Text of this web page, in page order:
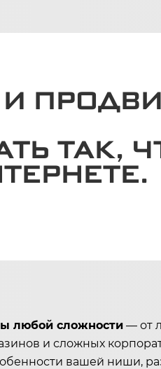
ТАК,
любой сложности — от
и сложных
вашей ниши,